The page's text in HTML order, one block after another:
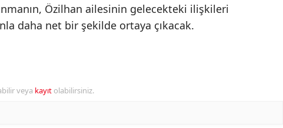
Özilhan ailesinin gelecekteki ilişkileri
daha net bir şekilde ortaya çıkacak.
veya kayıt olabilirsiniz.